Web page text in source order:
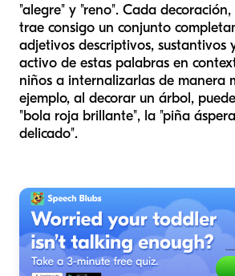
"alegre" y "reno". Cada
trae consigo un conjunto
adjetivos descriptivos, sustantivos
activo de estas palabras en
niños a internalizarlas de manera
ejemplo, al decorar un árbol,
"bola roja brillante", la "piña
delicado".